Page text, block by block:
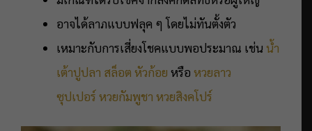
อาจได้ลาภแบบฟลุค ๆ โดยไม่ทันตั้งตัว
เหมาะกับการเสี่ยงโชคแบบพอประมาณ เช่น น้ำ
เต้าปูปลา สล็อต หัวก้อย หรือ หวยลาว
ซุปเปอร์ หวยกัมพูชา หวยสิงคโปร์